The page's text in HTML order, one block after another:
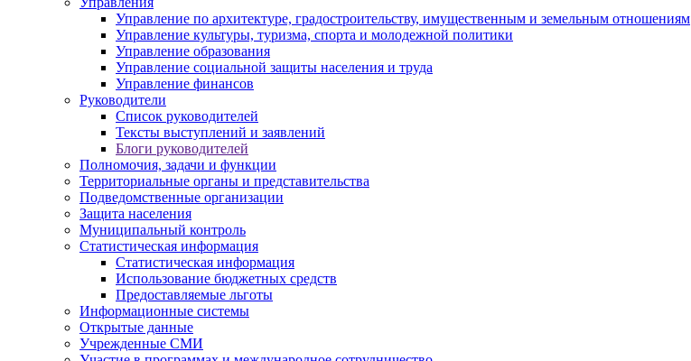
Управление по архитектуре, градостроительству, имущественным и земельным отношениям
Управление культуры, туризма, спорта и молодежной политики
Управление образования
Управление социальной защиты населения и труда
Управление финансов
Руководители
Список руководителей
Тексты выступлений и заявлений
Блоги руководителей
Полномочия, задачи и функции
Территориальные органы и представительства
Подведомственные организации
Защита населения
Муниципальный контроль
Статистическая информация
Статистическая информация
Использование бюджетных средств
Предоставляемые льготы
Информационные системы
Открытые данные
Учрежденные СМИ